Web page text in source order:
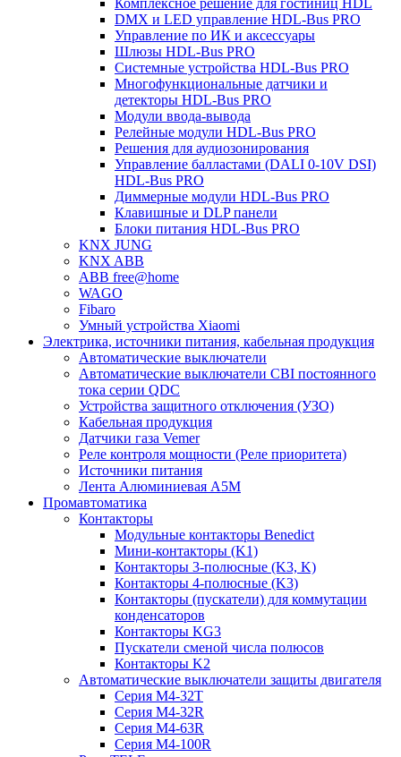
DMX и LED управление HDL-Bus PRO
Управление по ИК и аксессуары
Шлюзы HDL-Bus PRO
Системные устройства HDL-Bus PRO
Многофункциональные датчики и
детекторы HDL-Bus PRO
Модули ввода-вывода
Релейные модули HDL-Bus PRO
Решения для аудиозонирования
Управление балластами (DALI 0-10V DSI)
HDL-Bus PRO
Диммерные модули HDL-Bus PRO
Клавишные и DLP панели
Блоки питания HDL-Bus PRO
KNX JUNG
KNX ABB
ABB free@home
WAGO
Fibaro
Умный устройства Xiaomi
Электрика, источники питания, кабельная продукция
Автоматические выключатели
Автоматические выключатели CBI постоянного
тока серии QDC
Устройства защитного отключения (УЗО)
Кабельная продукция
Датчики газа Vemer
Реле контроля мощности (Реле приоритета)
Источники питания
Лента Алюминиевая А5М
Промавтоматика
Контакторы
Модульные контакторы Benedict
Мини-контакторы (K1)
Контакторы 3-полюсные (K3, K)
Контакторы 4-полюсные (K3)
Контакторы (пускатели) для коммутации
конденсаторов
Контакторы KG3
Пускатели сменой числа полюсов
Контакторы K2
Автоматические выключатели защиты двигателя
Серия M4-32T
Серия M4-32R
Серия M4-63R
Серия M4-100R